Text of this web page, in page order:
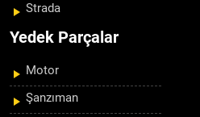
Strada
Yedek Parçalar
Motor
Şanzıman